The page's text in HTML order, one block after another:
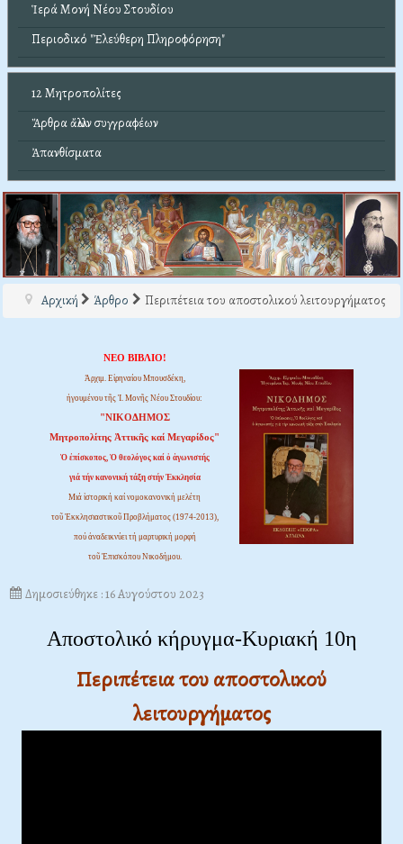
Ἱερά Μονή Νέου Στουδίου
Περιοδικό "Ἐλεύθερη Πληροφόρηση"
12 Μητροπολίτες
Ἄρθρα ἄλλων συγγραφέων
Ἀπανθίσματα
Αρχική Άρθρο Περιπέτεια του αποστολικού λειτουργήματος
ΝΕΟ ΒΙΒΛΙΟ!
Ἀρχιμ. Εἰρηναίου Μπουσδέκη,
ἡγουμένου τῆς Ἱ. Μονῆς Νέου Στουδίου:
"ΝΙΚΟΔΗΜΟΣ
Μητροπολίτης Ἀττικῆς καί Μεγαρίδος"
Ὁ ἐπίσκοπος, Ὁ θεολόγος καί ὁ ἀγωνιστής
γιά τήν κανονική τάξη στήν Ἐκκλησία
Μιά ἱστορική καί νομοκανονική μελέτη
τοῦ Ἐκκλησιαστικοῦ Προβλήματος (1974-2013),
πού ἀναδεικνύει τή μαρτυρική μορφή
τοῦ Ἐπισκόπου Νικοδήμου.
Δημοσιεύθηκε : 16 Αυγούστου 2023
Αποστολικό κήρυγμα-Κυριακή 10η
Περιπέτεια του αποστολικού
λειτουργήματος